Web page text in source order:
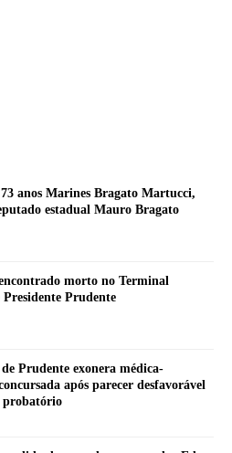
anos Marines Bragato Martucci,
estadual Mauro Bragato
morto no Terminal
Prudente
Prudente exonera médica-
após parecer desfavorável
probatório